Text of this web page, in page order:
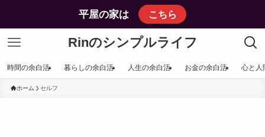
平屋の家は こちら
Rinのシンプルライフ
時間の余白活 暮らしの余白活 人生の余白活 お金の余白活 心と人
ホーム セルフ